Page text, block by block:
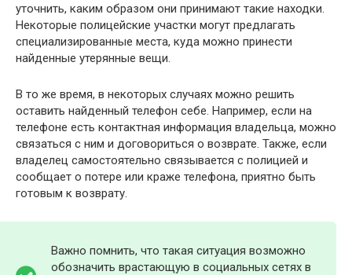
уточнить, каким образом они принимают такие находки.
Некоторые полицейские участки могут предлагать
специализированные места, куда можно принести
найденные утерянные вещи.
В то же время, в некоторых случаях можно решить
оставить найденный телефон себе. Например, если на
телефоне есть контактная информация владельца, можно
связаться с ним и договориться о возврате. Также, если
владелец самостоятельно связывается с полицией и
сообщает о потере или краже телефона, приятно быть
готовым к возврату.
Важно помнить, что такая ситуация возможно
обозначить врастающую в социальных сетях в